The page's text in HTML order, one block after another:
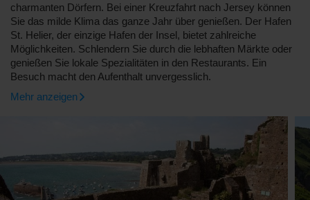
charmanten Dörfern. Bei einer Kreuzfahrt nach Jersey können
Sie das milde Klima das ganze Jahr über genießen. Der Hafen
St. Helier, der einzige Hafen der Insel, bietet zahlreiche
Möglichkeiten. Schlendern Sie durch die lebhaften Märkte oder
genießen Sie lokale Spezialitäten in den Restaurants. Ein
Besuch macht den Aufenthalt unvergesslich.
Mehr anzeigen